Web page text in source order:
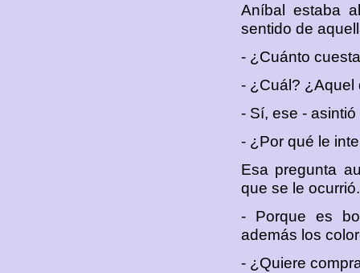
Aníbal estaba
sentido de
- ¿Cuánto
- ¿Cuál? ¿Aquel
- Sí, ese -
- ¿Por qué le
Esa pregunta
que se le ocurrió.
- Porque es
además los
- ¿Quiere